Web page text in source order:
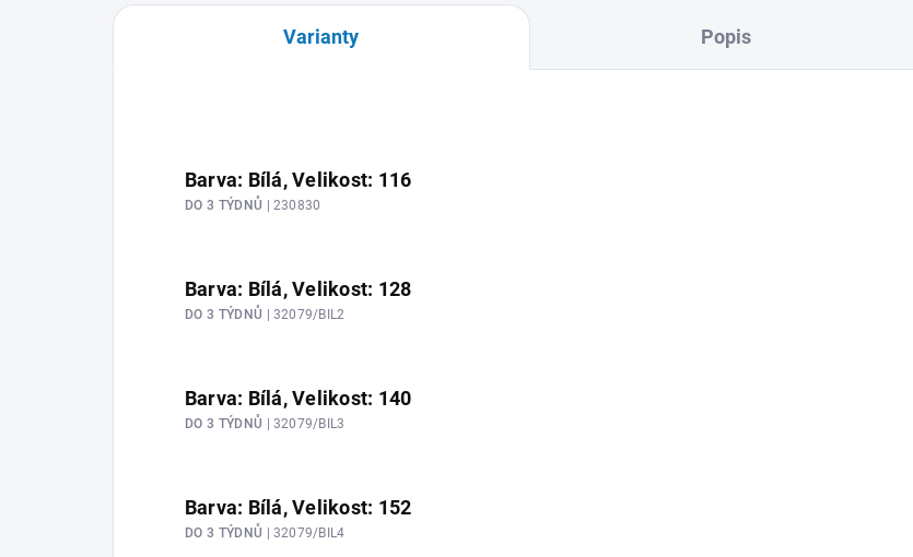
Varianty Popis
Barva: Bílá, Velikost: 116
DO 3 TÝDNŮ | 230830
Barva: Bílá, Velikost: 128
DO 3 TÝDNŮ | 32079/BIL2
Barva: Bílá, Velikost: 140
DO 3 TÝDNŮ | 32079/BIL3
Barva: Bílá, Velikost: 152
DO 3 TÝDNŮ | 32079/BIL4